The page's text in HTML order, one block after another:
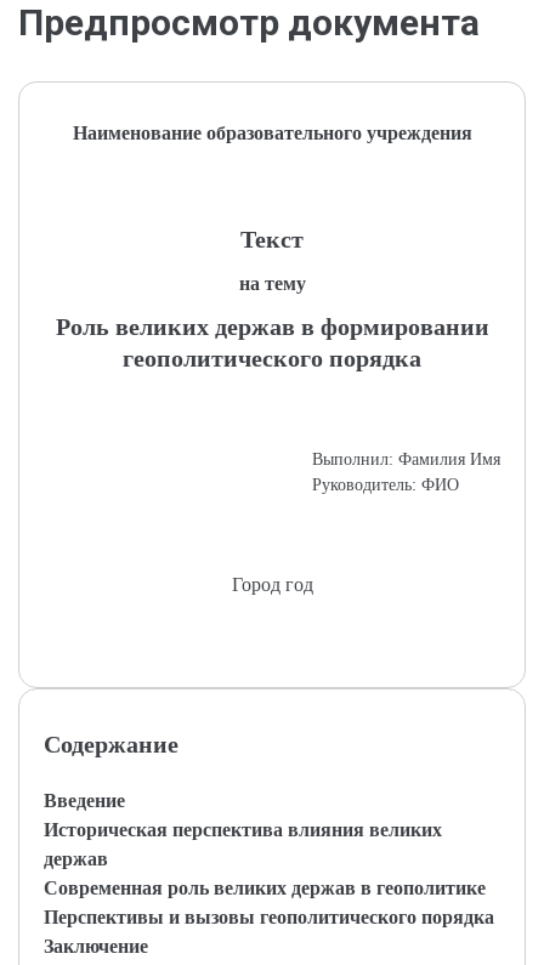
Предпросмотр документа
Наименование образовательного учреждения
Текст
на тему
Роль великих держав в формировании
геополитического порядка
Выполнил: Фамилия Имя
Руководитель: ФИО
Город год
Содержание
Введение
Историческая перспектива влияния великих
держав
Современная роль великих держав в геополитике
Перспективы и вызовы геополитического порядка
Заключение